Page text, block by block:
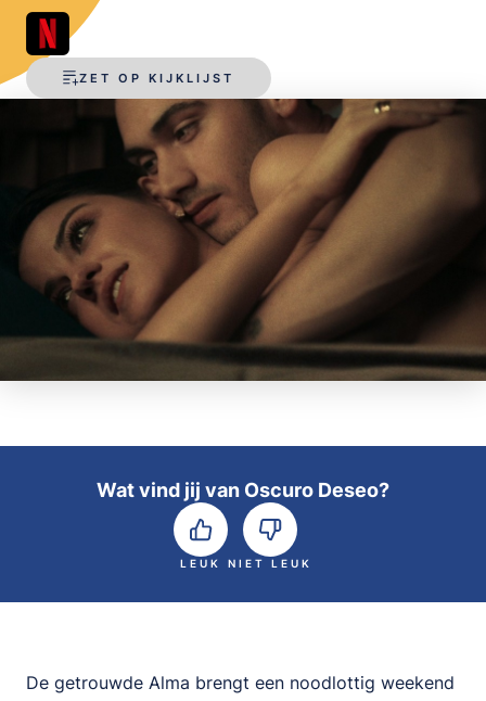
ZET OP KIJKLIJST
Wat vind jij van Oscuro Deseo?
LEUK NIET LEUK
De getrouwde Alma brengt een noodlottig weekend